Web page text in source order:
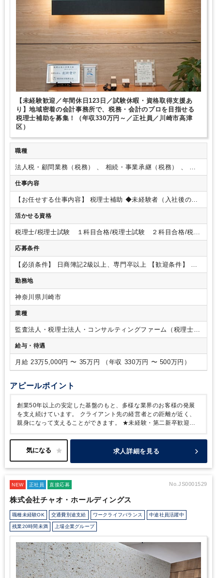
【未経験歓迎／年間休日123日／試験休暇・資格取得支援あ
り】地域密着の会計事務所で、税務・会計のプロを目指せる
税理士補助を募集！（年収330万円～／正社員／川崎市高津
区）
職種
法人税・顧問業務（税務） 、 相続・事業承継（税務） 、 そ
の他（コンサルティング）
仕事内容
【お任せする仕事内容】 税理士補助 ◆未経験者（入社後の流
れ）１．会計ソフトの使い方などを習得していただき、デー
タ入力などの基本的な事務を行います（1~2か月）
月）３．先輩が並走しながら、徐々に会計担当者として業務
を任せていきます（4か月~1年）
て、徐々に担当を任せていきます。 ※チーム制 3～ 4名 程
度 【使用ソフト】TKC・JDL・マネーフォワード・弥生会計
など ⭐ 税理士法人創新會計について私たちは川崎を中心に、
横浜・東京エリアのお客様の経営サポートを行う会計事務所で
す。創業約50年の安定した基盤のもと、多様な業界のお客様
の発展を支え続けています。
とどまらず、そこから見える「未来」の数字を予測してお客様
し、経営者に徹底伴走するスタイルを確立しています。 ⭐ 働
く環境仕事はしっかり行いながら、土日祝休みでプライベー
トも充実できるライフ＆ワークバランスが魅力です。
大幅に削減されており、通常期は18時頃には退社可能。税理
士試験の勉強時間とも無理なく両立ができます。 ⭐ 仕事内容
んどです。様々な業界のトップの考え方に触れることで、ビ
「ありがとう」と言いただけるやりがいは格別です。 ⭐ 先輩
社員の声入社して最初の半年間は、先輩に同行するOJT期間
をしっかりと設けています。社内は気軽に相談ができて笑顔
ンジできます。 ✨ 応募歓迎メッセージ ✨税理士を目指しなが
ら実務経験を積みたい方はもちろん、「いずれは経営に踏み込
たちは大歓迎いたします！あなたの挑戦をお待ちしていま
活かせる資格
税理士/税理士試験 １科目合格/税理士試験 ２科目合格/税理
士試験 ３科目合格/税理士試験 ４科目合格/日商簿記 １級/
日商簿記 ２級
応募条件
【必須条件】 日商簿記2級以上、専門卒以上 【歓迎条件】
計事務所経験者の方税理士試験科目合格者の方税理士試験受
験生の方
勤務地
神奈川県川崎市
業種
監査法人・税理士法人・コンサルティングファーム（税理士法
人）
給与・待遇
月給 23万5,000円 〜 35万円 （年収 330万円 〜 500万円）
アピールポイント
創業50年以上の安定した基盤のもと、多様な業界のお客様の発展
を支え続けています。
クライアント先の経営者との距離が近く、
親身になって支えることができます。
★未経験・第二新卒歓迎！
境★チーム制（3～4名）を採用しており、相談しやすく質問もし
やすいフォロー体制
★TKC・マネーフォワードなど複数の会計ソ
求人詳細を見る
NEW 正社員 直接応募 No.JS0001529
株式会社チャオ・ホールディングス
職種未経験OK 交通費別途支給 ワークライフバランス 中途社員活躍中
残業20時間未満 上場企業グループ